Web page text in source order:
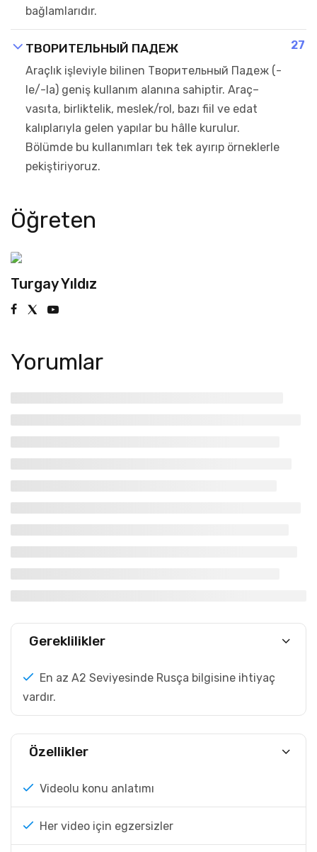
bağlamlarıdır.
ТВОРИТЕЛЬНЫЙ ПАДЕЖ
Araçlık işleviyle bilinen Творительный Падеж (-
le/-la) geniş kullanım alanına sahiptir. Araç–
vasıta, birliktelik, meslek/rol, bazı fiil ve edat
kalıplarıyla gelen yapılar bu hâlle kurulur.
Bölümde bu kullanımları tek tek ayırıp örneklerle
pekiştiriyoruz.
27
Öğreten
Turgay Yıldız
Yorumlar
Gereklilikler
En az A2 Seviyesinde Rusça bilgisine ihtiyaç
vardır.
Özellikler
Videolu konu anlatımı
Her video için egzersizler